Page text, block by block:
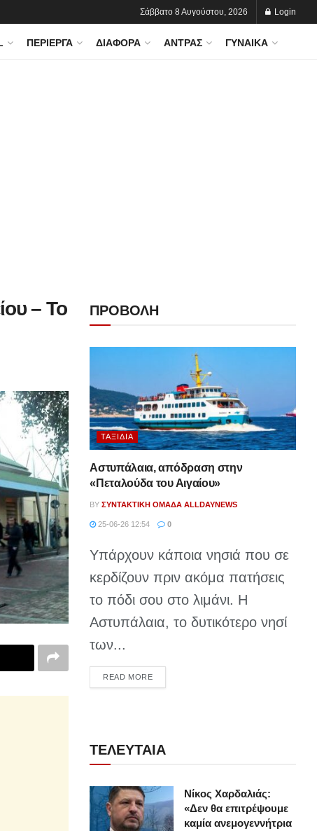
Σάββατο 8 Αυγούστου, 2026 Login
ΠΕΡΊΕΡΓΑ ΔΙΆΦΟΡΑ ΆΝΤΡΑΣ ΓΥΝΑΊΚΑ
– Το
ΠΡΟΒΟΛΗ
ΤΑΞΊΔΙΑ
Αστυπάλαια, απόδραση στην
«Πεταλούδα του Αιγαίου»
BY ΣΥΝΤΑΚΤΙΚΉ ΟΜΆΔΑ ALLDAYNEWS
25-06-26 12:54 0
Υπάρχουν κάποια νησιά που σε
κερδίζουν πριν ακόμα πατήσεις
το πόδι σου στο λιμάνι. Η
Αστυπάλαια, το δυτικότερο νησί
των...
READ MOREDETAILS
ΤΕΛΕΥΤΑΙΑ
Νίκος Χαρδαλιάς:
«Δεν θα επιτρέψουμε
καμία ανεμογεννήτρια